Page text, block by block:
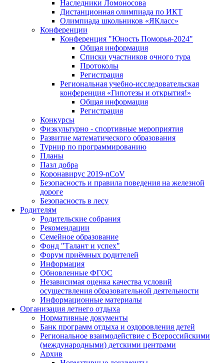
Наследники Ломоносова
Дистанционная олимпиада по ИКТ
Олимпиада школьников «ЯКласс»
Конференции
Конференция "Юность Поморья-2024"
Общая информация
Списки участников очного тура
Протоколы
Регистрация
Региональная учебно-исследовательская
конференция «Гипотезы и открытия!»
Общая информация
Регистрация
Конкурсы
Физкультурно - спортивные мероприятия
Развитие математического образования
Турнир по программированию
Планы
Пазл добра
Коронавирус 2019-nCoV
Безопасность и правила поведения на железной
дороге
Безопасность в лесу
Родителям
Родительские собрания
Рекомендации
Семейное образование
Фонд "Талант и успех"
Форум приёмных родителей
Информация
Обновленные ФГОС
Независимая оценка качества условий
осуществления образовательной деятельности
Информационные материалы
Организация летнего отдыха
Нормативные документы
Банк программ отдыха и оздоровления детей
Региональное взаимодействие с Всероссийскими
(международными) детскими центрами
Архив